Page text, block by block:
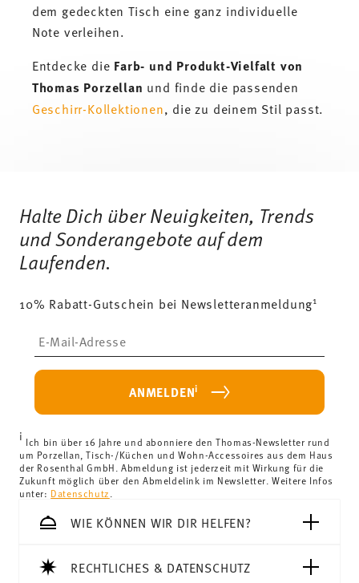
dem gedeckten Tisch eine ganz individuelle
Note verleihen.
Entdecke die Farb- und Produkt-Vielfalt von
Thomas Porzellan und finde die passenden
Geschirr-Kollektionen, die zu deinem Stil passt.
Halte Dich über Neuigkeiten, Trends
und Sonderangebote auf dem
Laufenden.
10% Rabatt-Gutschein bei Newsletteranmeldung1
ANMELDENi
i Ich bin über 16 Jahre und abonniere den Thomas-Newsletter rund
um Porzellan, Tisch-/Küchen und Wohn-Accessoires aus dem Haus
der Rosenthal GmbH. Abmeldung ist jederzeit mit Wirkung für die
Zukunft möglich über den Abmeldelink im Newsletter. Weitere Infos
unter: Datenschutz
WIE KÖNNEN WIR DIR HELFEN?
RECHTLICHES & DATENSCHUTZ